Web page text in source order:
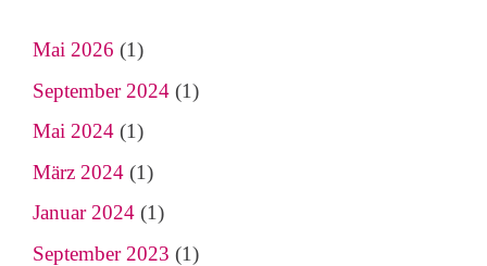
Mai 2026 (1)
September 2024 (1)
Mai 2024 (1)
März 2024 (1)
Januar 2024 (1)
September 2023 (1)